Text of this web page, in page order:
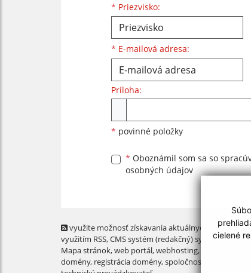
cielené
* Priezvisko:
* E-mailová adresa:
Príloha:
* povinné položky
* Oboznámil som sa so
osobných údajov
využite možnosť získavania aktuálnych informácií s
využitím RSS, CMS systém (redakčný) systém
Mapa stránok,web portál,webhosting,
domény, registrácia domény,spoločnosť webex.digital,